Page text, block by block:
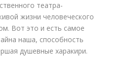
театра-
жизни человеческого
Вот это и есть самое
наша, способность
душевные харакири.